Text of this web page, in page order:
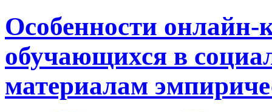
Особенности
обучающихся в
материалам